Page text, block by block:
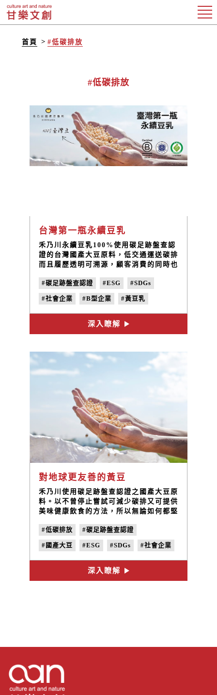
首頁 #低碳排放
#低碳排放
台灣第一瓶永續豆乳
禾乃川永續豆乳100%使用碳足跡盤查認
證的台灣國產大豆原料，低交通運送碳排
而且履歷透明可溯源，顧客消費的同時也
個兼顧土地、社區、環保三面向的永續豆
乳品牌，更是禾乃川產品永續的價值。
#碳足跡盤查認證 #ESG #SDGs
#社會企業 #B型企業 #黃豆乳
#黑豆乳 #產銷履歷國產大豆
#豆乳品牌
深入瞭解
對地球更友善的黃豆
禾乃川使用碳足跡盤查認證之國產大豆原
料。以不曾停止嘗試可減少碳排又可提供
美味健康飲食的方法，所以無論如何都堅
運送碳排、透明可溯源的100%台灣國產
豆為原料，這是對土地永續的重視，更是
禾乃川產品永續的價值。
#低碳排放 #碳足跡盤查認證
#國產大豆 #ESG #SDGs #社會企業
#B型企業
深入瞭解